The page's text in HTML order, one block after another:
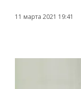
11 марта 2021 19:41